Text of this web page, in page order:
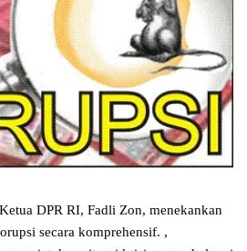
DPR RI, Fadli Zon, menekankan
secara komprehensif. ,